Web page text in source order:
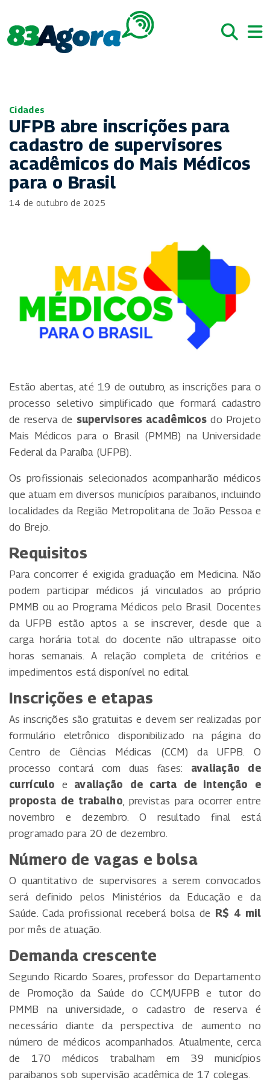
Cidades
UFPB abre inscrições para
cadastro de supervisores
acadêmicos do Mais Médicos
para o Brasil
14 de outubro de 2025
Estão abertas, até 19 de outubro, as inscrições para o
processo seletivo simplificado que formará cadastro
de reserva de supervisores acadêmicos do Projeto
Mais Médicos para o Brasil (PMMB) na Universidade
Federal da Paraíba (UFPB).
Os profissionais selecionados acompanharão médicos
que atuam em diversos municípios paraibanos, incluindo
localidades da Região Metropolitana de João Pessoa e
do Brejo.
Requisitos
Para concorrer é exigida graduação em Medicina. Não
podem participar médicos já vinculados ao próprio
PMMB ou ao Programa Médicos pelo Brasil. Docentes
da UFPB estão aptos a se inscrever, desde que a
carga horária total do docente não ultrapasse oito
horas semanais. A relação completa de critérios e
impedimentos está disponível no edital.
Inscrições e etapas
As inscrições são gratuitas e devem ser realizadas por
formulário eletrônico disponibilizado na página do
Centro de Ciências Médicas (CCM) da UFPB. O
processo contará com duas fases: avaliação de
currículo e avaliação de carta de intenção e
proposta de trabalho, previstas para ocorrer entre
novembro e dezembro. O resultado final está
programado para 20 de dezembro.
Número de vagas e bolsa
O quantitativo de supervisores a serem convocados
será definido pelos Ministérios da Educação e da
Saúde. Cada profissional receberá bolsa de R$ 4 mil
por mês de atuação.
Demanda crescente
Segundo Ricardo Soares, professor do Departamento
de Promoção da Saúde do CCM/UFPB e tutor do
PMMB na universidade, o cadastro de reserva é
necessário diante da perspectiva de aumento no
número de médicos acompanhados. Atualmente, cerca
de 170 médicos trabalham em 39 municípios
paraibanos sob supervisão acadêmica de 17 colegas.